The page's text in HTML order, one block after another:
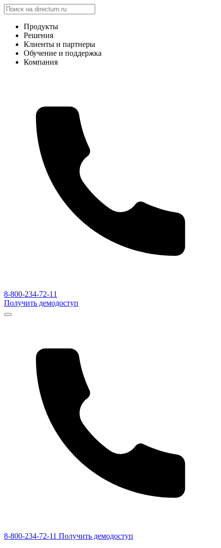
Продукты
Решения
Клиенты и партнеры
Обучение и поддержка
Компания
8-800-234-72-11
Получить демодоступ
8-800-234-72-11 Получить демодоступ